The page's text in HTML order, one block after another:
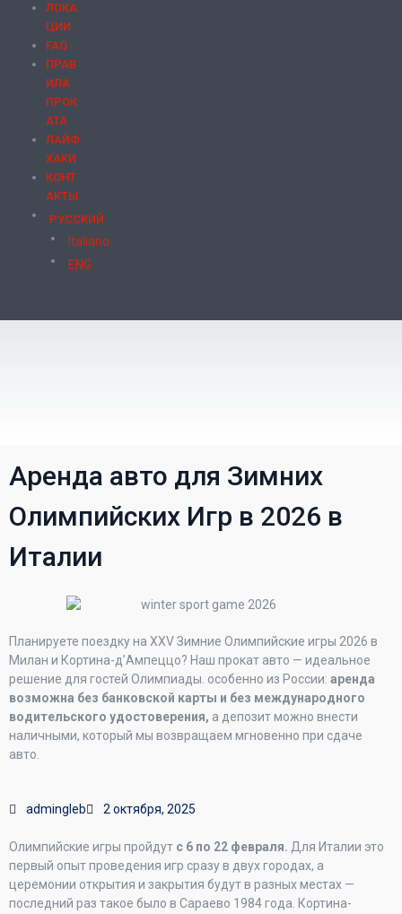
ЛОКА
ЦИИ
FAQ
ПРАВ
ИЛА
ПРОК
АТА
ЛАЙФ
ХАКИ
КОНТ
АКТЫ
РУССКИЙ
Italiano
ENG
Аренда авто для Зимних
Олимпийских Игр в 2026 в
Италии
Планируете поездку на XXV Зимние Олимпийские игры 2026 в
Милан и Кортина-д’Ампеццо? Наш прокат авто — идеальное
решение для гостей Олимпиады. особенно из России: аренда
возможна без банковской карты и без международного
водительского удостоверения, а депозит можно внести
наличными, который мы возвращаем мгновенно при сдаче
авто.
admingleb 2 октября, 2025
Олимпийские игры пройдут с 6 по 22 февраля. Для Италии это
первый опыт проведения игр сразу в двух городах, а
церемонии открытия и закрытия будут в разных местах —
последний раз такое было в Сараево 1984 года. Кортина-